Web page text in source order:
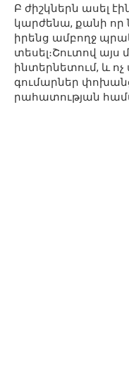
Բ ժիշկներն ասել
կարժենա, քանի որ
իրենց ամբողջ
տեսել։Շուտով
ինտերնետում, և
գումարներ
րահատության